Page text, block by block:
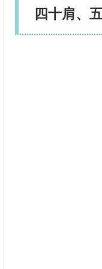
四十肩、